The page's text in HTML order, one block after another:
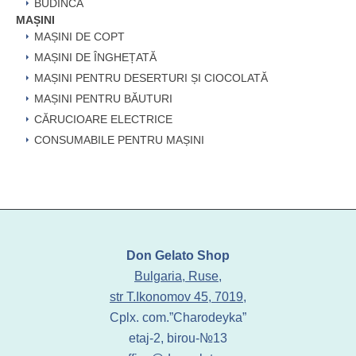
BUDINCĂ
MAȘINI
MAȘINI DE COPT
MAȘINI DE ÎNGHEȚATĂ
MAȘINI PENTRU DESERTURI ȘI CIOCOLATĂ
MAȘINI PENTRU BĂUTURI
CĂRUCIOARE ELECTRICE
CONSUMABILE PENTRU MAȘINI
Don Gelato Shop
Bulgaria, Ruse,
str T.Ikonomov 45, 7019,
Cplx. com.”Charodeyka”
etaj-2, birou-№13